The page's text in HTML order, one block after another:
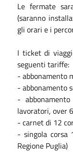
Le fermate
(saranno
gli orari e i
I ticket di
seguenti tariffe:
- abbonamento
- abbonamento
-
lavoratori, over
- carnet di 12
- singola corsa
Regione Puglia)